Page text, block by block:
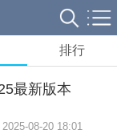
排行
最新版本
2025-08-20 18:01